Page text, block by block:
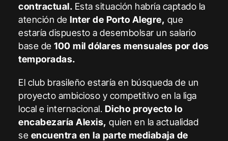
contractual. Esta situación habría captado la
atención deInter de Porto Alegre, que
estaría dispuesto a desembolsar un salario
base de100 mil dólares mensuales por dos
temporadas.
El club brasileño estaría en búsqueda de un
proyecto ambicioso y competitivo en la liga
local e internacional. Dicho proyecto lo
encabezaría Alexis, quien en la actualidad
se encuentra en la parte mediabaja de